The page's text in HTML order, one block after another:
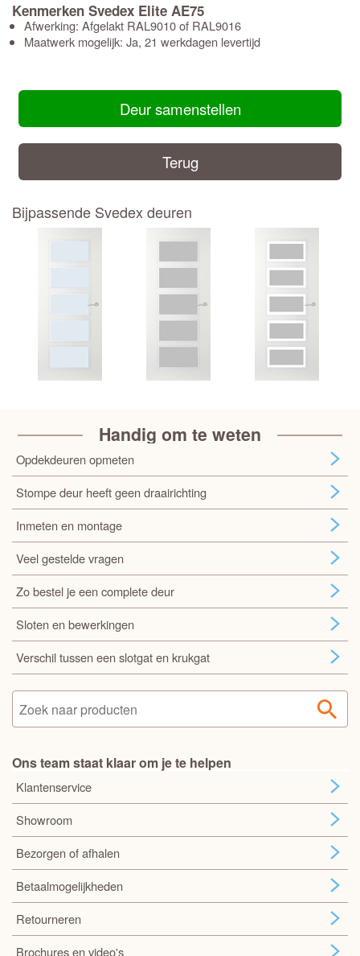
Kenmerken Svedex Elite AE75
Afwerking: Afgelakt RAL9010 of RAL9016
Maatwerk mogelijk: Ja, 21 werkdagen levertijd
Deur samenstellen
Terug
Bijpassende Svedex deuren
Handig om te weten
Opdekdeuren opmeten
Stompe deur heeft geen draairichting
Inmeten en montage
Veel gestelde vragen
Zo bestel je een complete deur
Sloten en bewerkingen
Verschil tussen een slotgat en krukgat
Ons team staat klaar om je te helpen
Klantenservice
Showroom
Bezorgen of afhalen
Betaalmogelijkheden
Retourneren
Brochures en video's